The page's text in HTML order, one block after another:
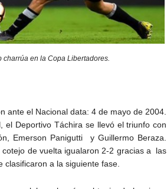
charrúa en la Copa Libertadores.
ante el Nacional data: 4 de mayo de 2004.
el Deportivo Táchira se llevó el triunfo con
Emerson Panigutti y Guillermo Beraza.
de vuelta igualaron 2-2 gracias a las
clasificaron a la siguiente fase.